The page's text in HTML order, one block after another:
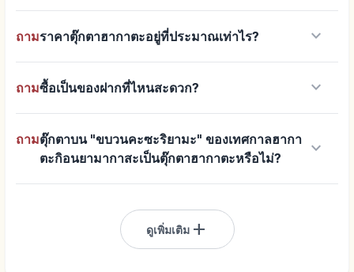
ถามราคาตุ๊กตาฮากาตะอยู่ที่ประมาณเท่าไร? keyboard_arrow_down
ถามซื้อเป็นของฝากที่ไหนสะดวก? keyboard_arrow_down
ถามตุ๊กตาบน "ขบวนคะซะริยามะ" ของเทศกาลฮากา
ตะกิอนยามากาสะเป็นตุ๊กตาฮากาตะหรือไม่?
keyboard_arrow_down
ดูเพิ่มเติมadd